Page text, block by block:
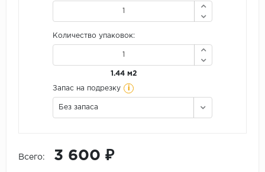
Количество упаковок:
1.44 м2
Запас на подрезку i
Без запаса
Всего: 3 600 ₽